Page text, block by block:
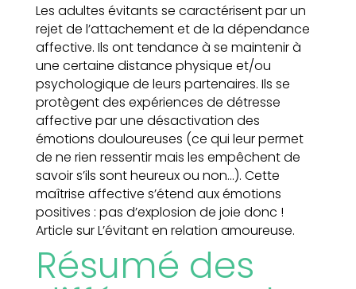
Les adultes évitants se caractérisent par un
rejet de l’attachement et de la dépendance
affective. Ils ont tendance à se maintenir à
une certaine distance physique et/ou
psychologique de leurs partenaires. Ils se
protègent des expériences de détresse
affective par une désactivation des
émotions douloureuses (ce qui leur permet
de ne rien ressentir mais les empêchent de
savoir s’ils sont heureux ou non…). Cette
maîtrise affective s’étend aux émotions
positives : pas d’explosion de joie donc !
Article sur L’évitant en relation amoureuse.
Résumé des